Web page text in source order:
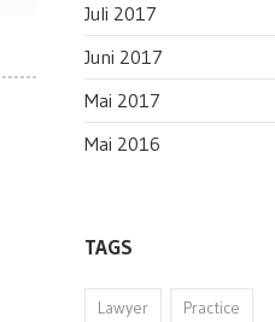
Juli 2017
Juni 2017
Mai 2017
Mai 2016
TAGS
Lawyer Practice